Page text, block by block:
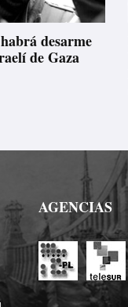
desarme
de Gaza
AGENCIAS